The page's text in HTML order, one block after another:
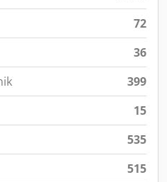
72
36
399
15
535
515